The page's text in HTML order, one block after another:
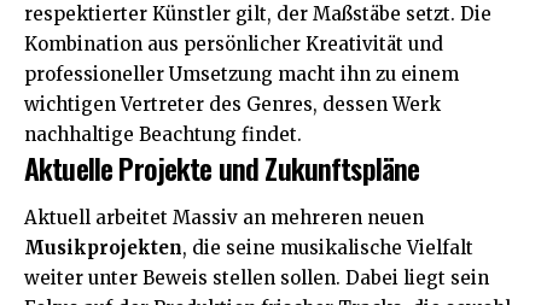
respektierter Künstler gilt, der Maßstäbe setzt. Die
Kombination aus persönlicher Kreativität und
professioneller Umsetzung macht ihn zu einem
wichtigen Vertreter des Genres, dessen Werk
nachhaltige Beachtung findet.
Aktuelle Projekte und Zukunftspläne
Aktuell arbeitet Massiv an mehreren neuen
Musikprojekten, die seine musikalische Vielfalt
weiter unter Beweis stellen sollen. Dabei liegt sein